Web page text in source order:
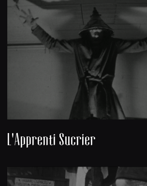
L'Apprenti Sucrier